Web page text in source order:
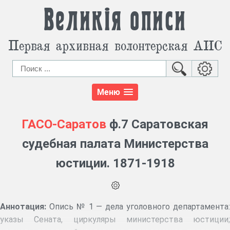
Великія описи
Первая архивная волонтерская АИС
Меню
ГАСО-Саратов ф.7 Саратовская
судебная палата Министерства
юстиции. 1871-1918
Аннотация: Опись № 1 — дела уголовного департамента:
указы Сената, циркуляры министерства юстиции;